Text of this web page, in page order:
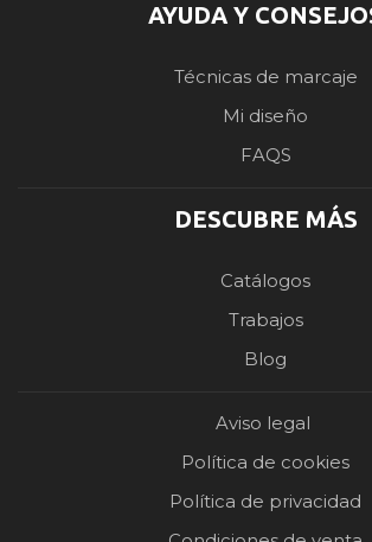
AYUDA Y
Técnicas de marcaje
Mi diseño
FAQS
DESCUBRE MÁS
Catálogos
Trabajos
Blog
Aviso legal
Política de cookies
Política de privacidad